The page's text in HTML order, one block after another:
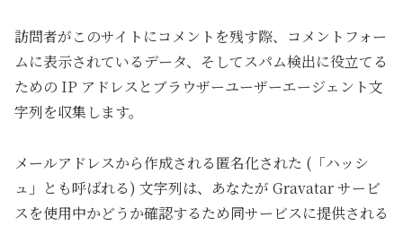
訪問者がこのサイトにコメントを残す際、コメントフォー
ムに表示されているデータ、そしてスパム検出に役立てる
ための IP アドレスとブラウザーユーザーエージェント文
字列を収集します。
メールアドレスから作成される匿名化された (「ハッシ
ュ」とも呼ばれる) 文字列は、あなたが Gravatar サービ
スを使用中かどうか確認するため同サービスに提供される